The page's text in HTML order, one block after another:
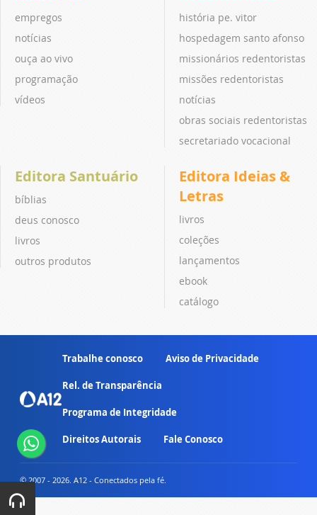
empregos
notícias
ouça ao vivo
programação
vídeos
história pe. vitor
hospedagem santo afonso
missionários redentoristas
missões redentoristas
notícias
obras sociais redentoristas
secretariado vocacional
Editora Santuário
bíblias
deus conosco
livros
outros produtos
Editora Ideias &
Letras
livros
coleções
lançamentos
ebook
catálogo
Trabalhe conosco Aviso de Privacidade
Rel. de Transparência
Programa de Integridade
Direitos Autorais Fale Conosco
© 2007 - 2026. A12 - Conectados pela fé.